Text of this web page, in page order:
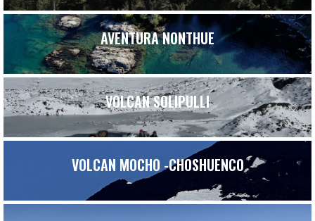
AVENTURA NONTHUE
VOLCAN SOLIPULLI
VOLCAN MOCHO -CHOSHUENCO